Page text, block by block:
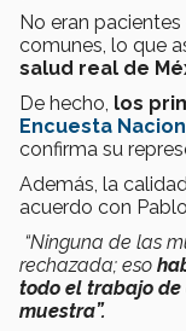
No eran
comunes, lo que
salud real de
De hecho, los
Encuesta
confirma su
Además, la
acuerdo con
“Ninguna de las
rechazada; eso
todo el trabajo de
muestra”.